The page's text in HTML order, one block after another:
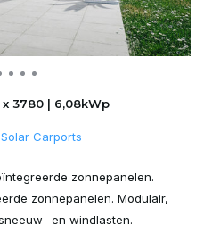
3780 | 6,08kWp
Carports
zonnepanelen.
zonnepanelen. Modulair,
en windlasten.